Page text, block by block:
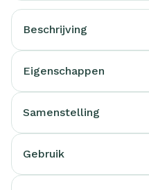
Beschrijving
Eigenschappen
Samenstelling
Gebruik